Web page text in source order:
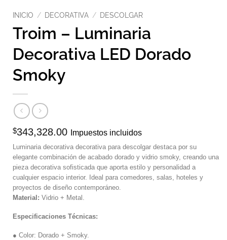
INICIO / DECORATIVA / DESCOLGAR
Troim – Luminaria
Decorativa LED Dorado
Smoky
$343,328.00 Impuestos incluidos
Luminaria decorativa decorativa para descolgar destaca por su
elegante combinación de acabado dorado y vidrio smoky, creando una
pieza decorativa sofisticada que aporta estilo y personalidad a
cualquier espacio interior. Ideal para comedores, salas, hoteles y
proyectos de diseño contemporáneo.
Material: Vidrio + Metal.
Especificaciones Técnicas:
● Color: Dorado + Smoky.